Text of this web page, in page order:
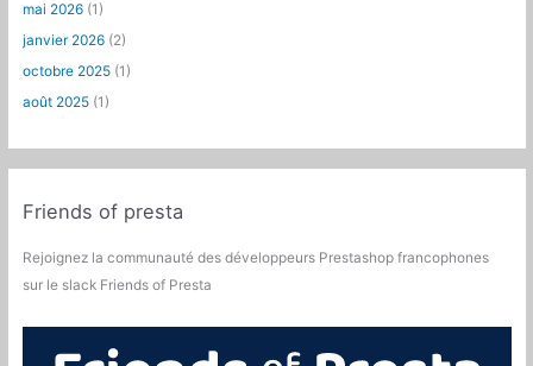
mai 2026 (1)
janvier 2026 (2)
octobre 2025 (1)
août 2025 (1)
Friends of presta
Rejoignez la communauté des développeurs Prestashop francophones
sur le slack Friends of Presta